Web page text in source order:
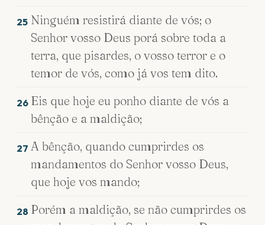
25 Ninguém resistirá diante de vós; o
Senhor vosso Deus porá sobre toda a
terra, que pisardes, o vosso terror e o
temor de vós, como já vos tem dito.
26 Eis que hoje eu ponho diante de vós a
bênção e a maldição;
27 A bênção, quando cumprirdes os
mandamentos do Senhor vosso Deus,
que hoje vos mando;
28 Porém a maldição, se não cumprirdes os